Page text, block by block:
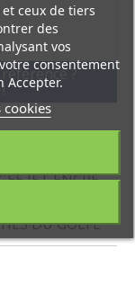
?
JET ENCRE
DU GOLFE
ceux de tiers
des
vos
consentement
Accepter.
cookies